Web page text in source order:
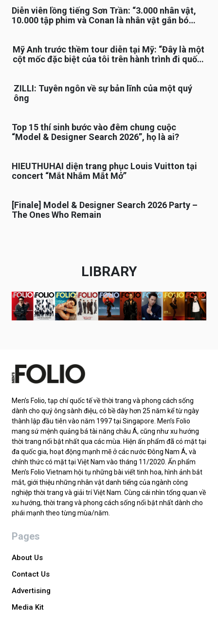
Diễn viên lồng tiếng Sơn Trần: “3.000 nhân vật,
10.000 tập phim và Conan là nhân vật gắn bó
Mỹ Anh trước thềm tour diễn tại Mỹ: “Đây là một
cột mốc đặc biệt của tôi trên hành trình đi quốc
ZILLI: Tuyên ngôn về sự bản lĩnh của một quý
ông
Top 15 thí sinh bước vào đêm chung cuộc
“Model & Designer Search 2026”, họ là ai?
HIEUTHUHAI diện trang phục Louis Vuitton tại
concert “Mắt Nhắm Mắt Mở”
[Finale] Model & Designer Search 2026 Party –
The Ones Who Remain
LIBRARY
Men’s Folio, tạp chí quốc tế về thời trang và phong cách sống
dành cho quý ông sành điệu, có bề dày hơn 25 năm kể từ ngày
thành lập đầu tiên vào năm 1997 tại Singapore. Men’s Folio
mang sứ mệnh quảng bá tài năng châu Á, cũng như xu hướng
thời trang nổi bật nhất qua các mùa. Hiện ấn phẩm đã có mặt tại
đa quốc gia, hoạt động mạnh mẽ ở các nước Đông Nam Á, và
chính thức có mặt tại Việt Nam vào tháng 11/2020. Ấn phẩm
Men’s Folio Vietnam hội tụ những bài viết tinh hoa, hình ảnh bắt
mắt, giới thiệu những nhân vật danh tiếng của ngành công
nghiệp thời trang và giải trí Việt Nam. Cùng cái nhìn tổng quan về
xu hướng, thời trang và phong cách sống nổi bật nhất dành cho
phái mạnh theo từng mùa/năm.
Pages
About Us
Contact Us
Advertising
Media Kit